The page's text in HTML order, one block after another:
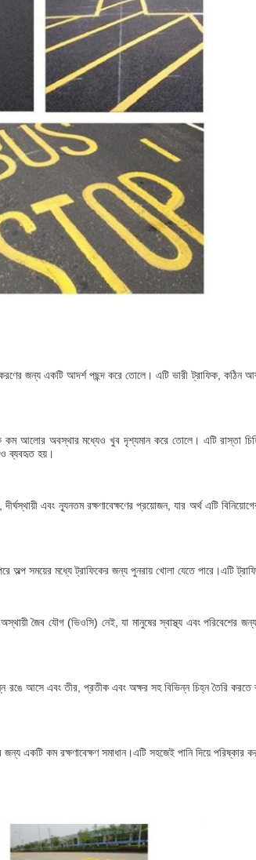
জন্য একটি আদর্শ পছন্দ করে তোলে। এটি ভারী ট্রাফিক,
কম আলোর অবস্থার মধ্যেও খুব দৃশ্যমান করে তোলে। এটি রাস্তা
ব্যবহৃত হয়।
এবং ন্যূনতম রক্ষণাবেক্ষণের প্রয়োজন, যার অর্থ এটি
সময়ের মধ্যে ট্রাফিকের জন্য পুনরায় খোলা যেতে পারে।এটি
জৈব যৌগ (ভিওসি) নেই, যা মানুষের স্বাস্থ্য এবং পরিবেশের
রঙে আসে এবং তীর, প্রতীক এবং অক্ষর সহ বিভিন্ন চিহ্ন তৈরি
জন্য একটি কম রক্ষণাবেক্ষণ সমাধান।এটি সহজেই পানি দিয়ে